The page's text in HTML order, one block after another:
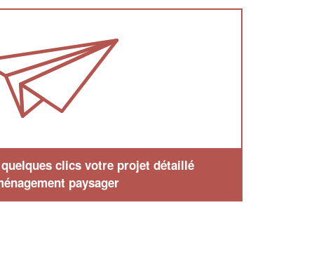
clics votre projet détaillé
paysager